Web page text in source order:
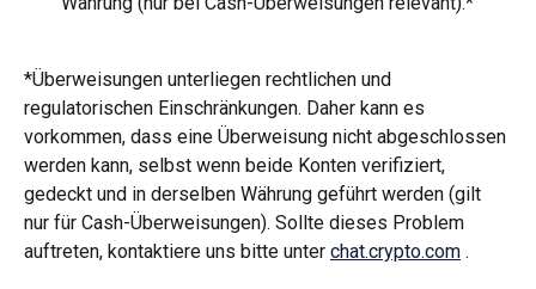
*Überweisungen unterliegen rechtlichen und
regulatorischen Einschränkungen. Daher kann es
vorkommen, dass eine Überweisung nicht abgeschlossen
werden kann, selbst wenn beide Konten verifiziert,
gedeckt und in derselben Währung geführt werden (gilt
nur für Cash-Überweisungen). Sollte dieses Problem
auftreten, kontaktiere uns bitte unter chat.crypto.com .